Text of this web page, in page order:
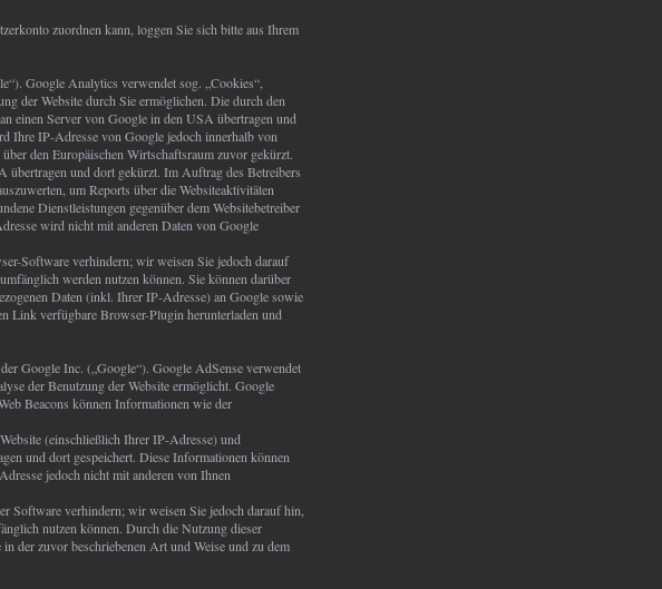
zuordnen kann, loggen Sie sich bitte aus Ihrem
Google Analytics verwendet sog. „Cookies“,
der Website durch Sie ermöglichen. Die durch den
einen Server von Google in den USA übertragen und
Ihre IP-Adresse von Google jedoch innerhalb von
den Europäischen Wirtschaftsraum zuvor gekürzt.
und dort gekürzt. Im Auftrag des Betreibers
um Reports über die Websiteaktivitäten
Dienstleistungen gegenüber dem Websitebetreiber
wird nicht mit anderen Daten von Google
Software verhindern; wir weisen Sie jedoch darauf
werden nutzen können. Sie können darüber
Daten (inkl. Ihrer IP-Adresse) an Google sowie
Link verfügbare Browser-Plugin herunterladen und
Google Inc. („Google“). Google AdSense verwendet
der Benutzung der Website ermöglicht. Google
Beacons können Informationen wie der
(einschließlich Ihrer IP-Adresse) und
und dort gespeichert. Diese Informationen können
jedoch nicht mit anderen von Ihnen
Software verhindern; wir weisen Sie jedoch darauf hin,
nutzen können. Durch die Nutzung dieser
der zuvor beschriebenen Art und Weise und zu dem